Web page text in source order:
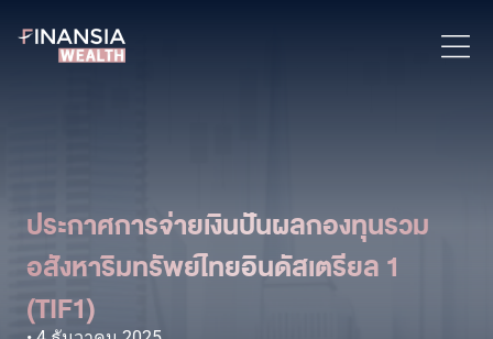
ประกาศการจ่ายเงินปันผลกองทุนรวม
อสังหาริมทรัพย์ไทยอินดัสเตรียล 1
(TIF1)